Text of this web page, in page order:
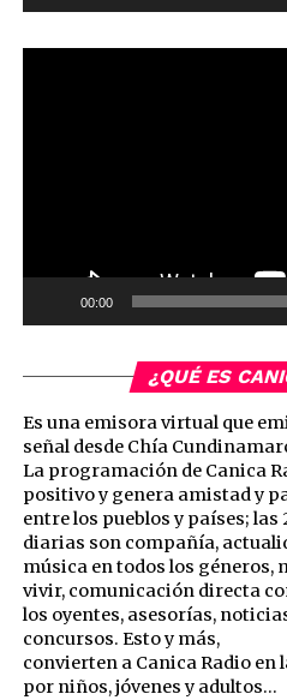
Reproductor
00:00
¿QUÉ ES
Es una emisora virtual que
señal desde Chía
La programación de Canica
positivo y genera amistad y
entre los pueblos y países;
diarias son compañía,
música en todos los géneros,
vivir, comunicación directa
los oyentes, asesorías,
concursos. Esto y más,
convierten a Canica Radio en
por niños, jóvenes y adultos…